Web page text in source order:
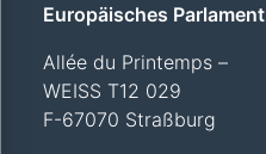
Europäisches Parlament
Allée du Printemps –
WEISS T12 029
F-67070 Straßburg